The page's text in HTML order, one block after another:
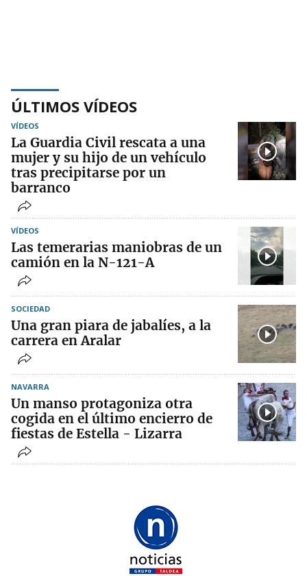
ÚLTIMOS VÍDEOS
VÍDEOS
La Guardia Civil rescata a una
mujer y su hijo de un vehículo
tras precipitarse por un
barranco
VÍDEOS
Las temerarias maniobras de un
camión en la N-121-A
SOCIEDAD
Una gran piara de jabalíes, a la
carrera en Aralar
NAVARRA
Un manso protagoniza otra
cogida en el último encierro de
fiestas de Estella - Lizarra